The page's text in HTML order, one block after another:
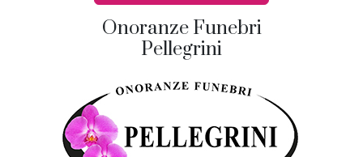
Onoranze Funebri
Pellegrini